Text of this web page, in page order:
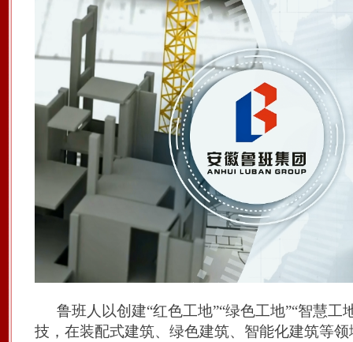
鲁班人以创建“红色工地”“绿色工地”“智慧
技，在装配式建筑、绿色建筑、智能化建筑等